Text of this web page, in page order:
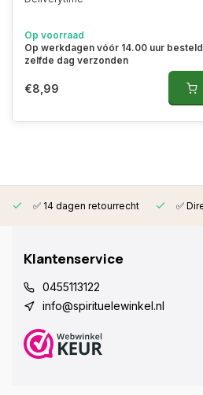
Op voorraad
Op werkdagen vóór 14.00 uur
zelfde dag verzonden
€8,99
✅ 14 dagen retourrecht ✅
Klantenservice
0455113122
info@spirituelewinkel.nl